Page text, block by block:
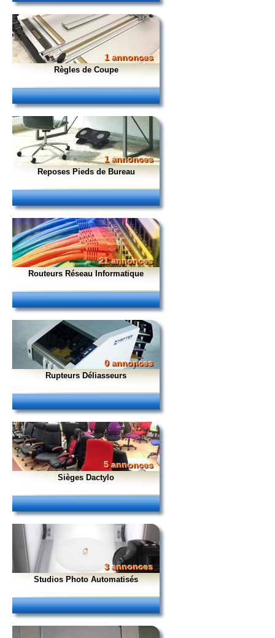
1 annonces
Règles de Coupe
1 annonces
Reposes Pieds de Bureau
21 annonces
Routeurs Réseau Informatique
0 annonces
Rupteurs Déliasseurs
5 annonces
Sièges Dactylo
3 annonces
Studios Photo Automatisés